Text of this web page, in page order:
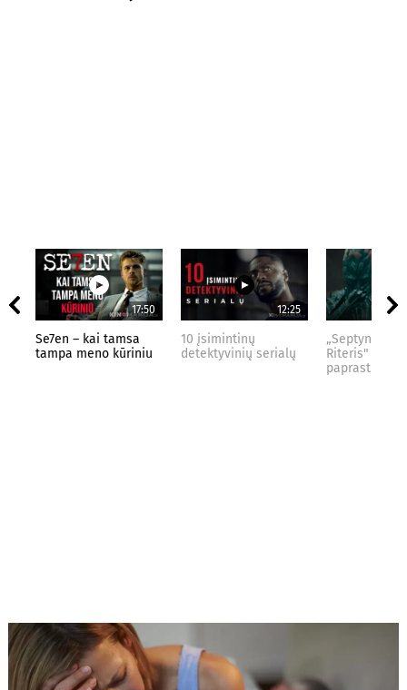
17:50
Se7en – kai tamsa
tampa meno kūriniu
12:25
10 įsimintinų
detektyvinių serialų
„Septynių
Riteris" – kai
paprastumas